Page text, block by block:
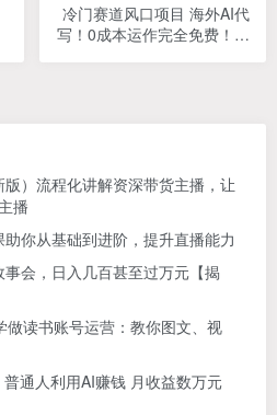
冷门赛道风口项目 海外AI代
写！0成本运作完全免费！当
）流程化讲解资深带货主播，让
播
你从基础到进阶，提升直播能力
会，日入几百甚至过万元【揭
读书账号运营：教你图文、视
通人利用AI赚钱 月收益数万元